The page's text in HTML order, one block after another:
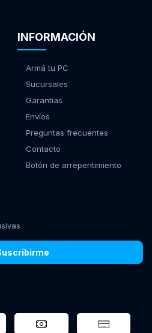
INFORMACIÓN
Armá tu PC
Sucursales
Garantías
Envíos
Preguntas frecuentes
Contacto
Botón de arrepentimiento